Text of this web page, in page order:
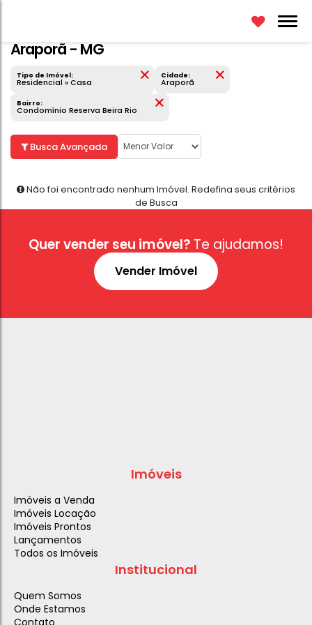
Casa em Condomínio Reserva Beira Rio,
Araporã - MG
Tipo de Imóvel: Cidade:
Bairro:
Busca Avançada
Não foi encontrado nenhum Imóvel. Redefina
de Busca
Quer vender seu imóvel? Te ajudamos!
Vender Imóvel
Imóveis
Imóveis a Venda
Imóveis Locação
Imóveis Prontos
Lançamentos
Todos os Imóveis
Institucional
Quem Somos
Onde Estamos
Contato